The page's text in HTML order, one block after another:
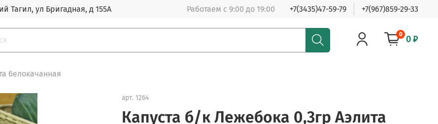
Тагил, ул Бригадная, д 155А Работаем с 9:00 до 19:00 +7(3435)47-59-79 +7(967)859-29-33
0 0 ₽
белокачанная
арт. 1264
Капуста б/к Лежебока 0,3гр Аэлита